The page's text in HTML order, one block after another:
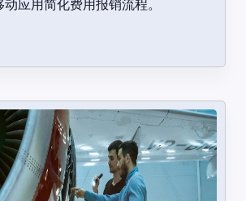
应用简化费用报销流程。